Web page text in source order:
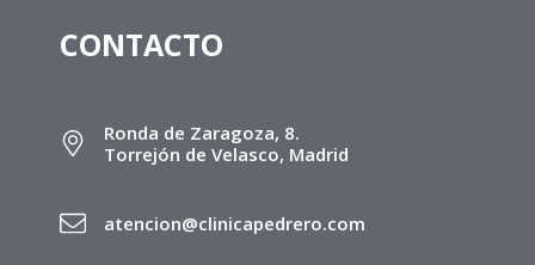
CONTACTO
Ronda de Zaragoza, 8.
Torrejón de Velasco, Madrid
atencion@clinicapedrero.com